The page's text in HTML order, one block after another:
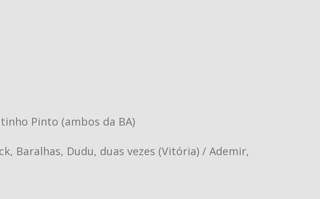
Pinto (ambos da BA)
Baralhas, Dudu, duas vezes (Vitória) / Ademir,